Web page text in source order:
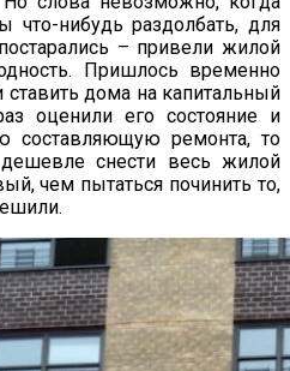
что-нибудь раздолбать, для
– привели жилой
Пришлось временно
дома на капитальный
оценили его состояние и
составляющую ремонта, то
снести весь жилой
чем пытаться починить то,